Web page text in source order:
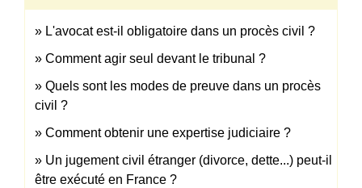
L'avocat est-il obligatoire dans un procès civil ?
Comment agir seul devant le tribunal ?
Quels sont les modes de preuve dans un procès
civil ?
Comment obtenir une expertise judiciaire ?
Un jugement civil étranger (divorce, dette...) peut-il
être exécuté en France ?